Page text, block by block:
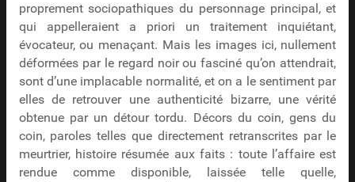
proprement sociopathiques du personnage principal, et
qui appelleraient a priori un traitement inquiétant,
évocateur, ou menaçant. Mais les images ici, nullement
déformées par le regard noir ou fasciné qu’on attendrait,
sont d’une implacable normalité, et on a le sentiment par
elles de retrouver une authenticité bizarre, une vérité
obtenue par un détour tordu. Décors du coin, gens du
coin, paroles telles que directement retranscrites par le
meurtrier, histoire résumée aux faits : toute l’affaire est
rendue comme disponible, laissée telle quelle,